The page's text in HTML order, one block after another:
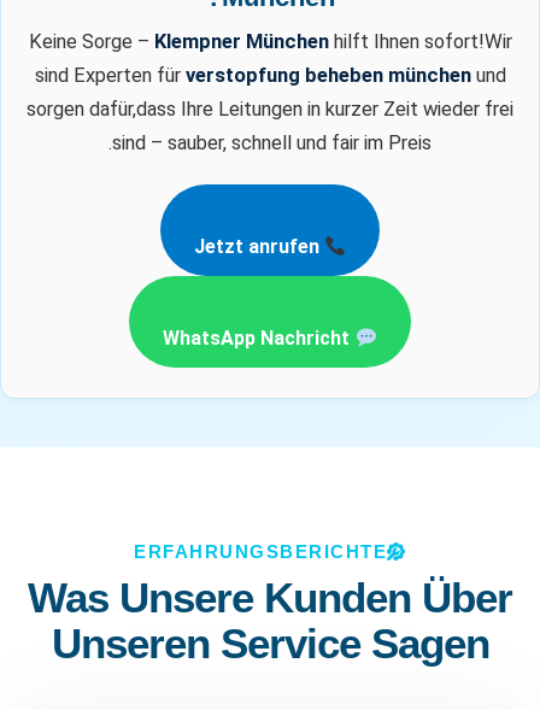
Keine Sorge – Klempner Münchenhilft Ihnen sofort!Wir
sind Experten für verstopfung beheben münchenund
sorgen dafür,dass Ihre Leitungen in kurzer Zeit wieder frei
sind – sauber, schnell und fair im Preis.
Jetzt anrufen
ERFAHRUNGSBERICHTE
Was Unsere Kunden Über
Unseren Service Sagen